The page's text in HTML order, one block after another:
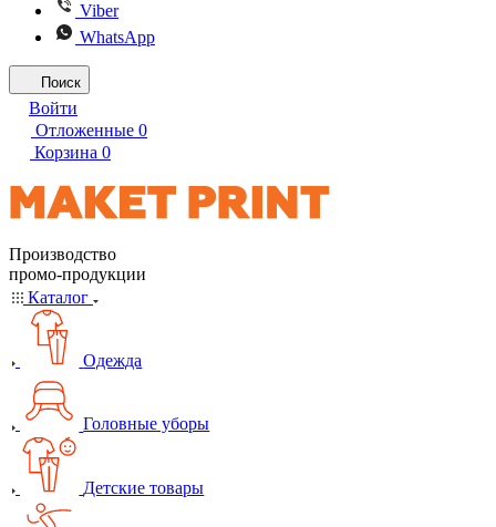
Viber
WhatsApp
Поиск
Войти
Отложенные 0
Корзина 0
Производство
промо-продукции
Каталог
Одежда
Головные уборы
Детские товары